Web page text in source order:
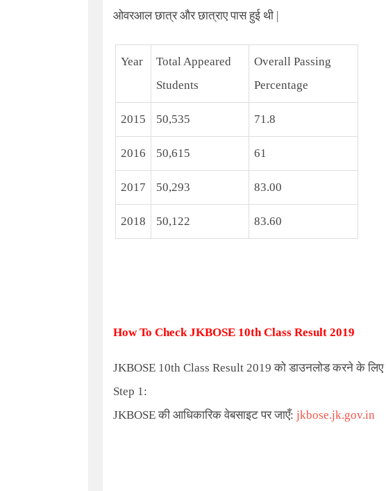
ओवरआल छात्र और छात्राए पास हुई थी |
Year
Total Appeared
Students
Overall Passing
Percentage
2015 50,535 71.8
2016 50,615 61
2017 50,293 83.00
2018 50,122 83.60
How To Check JKBOSE 10th Class Result 2019
JKBOSE 10th Class Result 2019 को डाउनलोड करने के लिए
Step 1:
JKBOSEकी आधिकारिक वेबसाइट पर जाएँ: jkbose.jk.gov.in